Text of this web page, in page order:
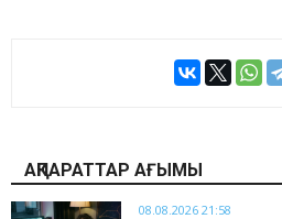
АҚПАРАТТАР АҒЫМЫ
08.08.2026 21:58